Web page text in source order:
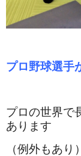
プロ野球選手
プロの世界で
あります
（例外もあり